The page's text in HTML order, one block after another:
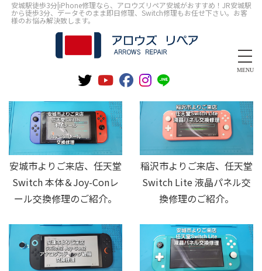
安城駅徒歩3分|iPhone修理なら、アロウズリペア安城がおすすめ！JR安城駅
から徒歩3分、データそのまま即日修理、Switch修理もお任せ下さい。お客
様のお悩み解決致します。
MENU
安城市よりご来店、任天堂
Switch 本体＆Joy-Conレ
ール交換修理のご紹介。
稲沢市よりご来店、任天堂
Switch Lite 液晶パネル交
換修理のご紹介。